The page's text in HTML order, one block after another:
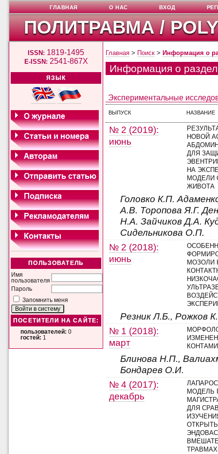
ПОЛИТРАВМА /
ISSN: 1819-1495
E-ISSN: 2541-867X
ЯЗЫК
ПОЛЬЗОВАТЕЛЬ
Имя
пользователя
Пароль
Запомнить меня
ПОСЕТИТЕЛИ НА САЙТЕ:
пользователей: 0
гостей: 1
ГЛАВНАЯ О НАС ВХОД
Главная > Поиск > Информация о
Информация о
Экспериментальные
ВЫПУСК НАЗВАНИЕ
№ 2 (2019):
июнь
НОВОЙ
ДЛЯ
НА
МОДЕЛИ
ЖИВОТА
Головко К.П.
А.В. Торопова Я.Г.
Н.А. Зайчиков Д.А.
Сидельникова О.П.
№ 2 (2018):
июнь
МОЗОЛИ
Резник Л.Б., Рожков
№ 1 (2018):
март
Блинова Н.П.,
Бондарев О.И.
№ 4 (2017):
декабрь
МОДЕЛЬ
ДЛЯ